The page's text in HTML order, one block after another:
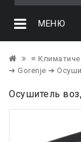
МЕНЮ
≡
➔ Gorenje ➔
Осушитель